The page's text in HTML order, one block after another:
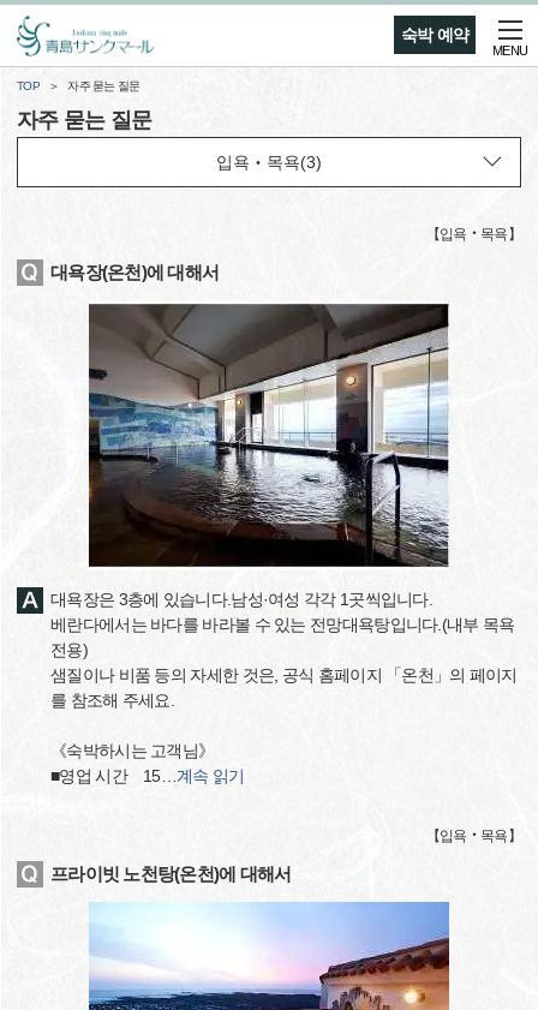
숙박 예약
MENU
TOP 자주 묻는 질문
자주 묻는 질문
【입욕‧목욕 】
대욕장(온천)에 대해서
대욕장은 3층에 있습니다.남성·여성 각각 1곳씩입니다.
베란다에서는 바다를 바라볼 수 있는 전망대욕탕입니다.(내부 목욕
전용)
샘질이나 비품 등의 자세한 것은, 공식 홈페이지 「온천」의 페이지
를 참조해 주세요.
《숙박하시는 고객님》
■영업 시간 15… 계속 읽기
【입욕‧목욕 】
프라이빗 노천탕(온천)에 대해서